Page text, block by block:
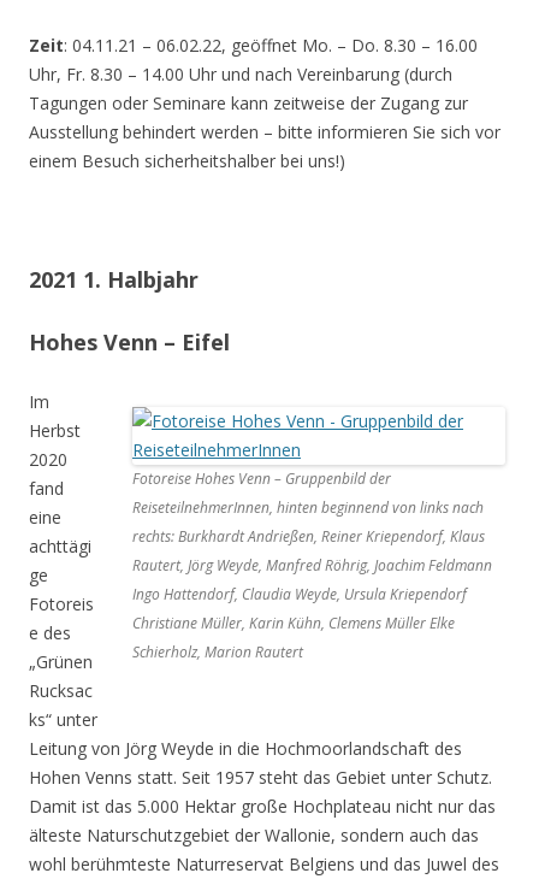
Zeit: 04.11.21 – 06.02.22, geöffnet Mo. – Do. 8.30 – 16.00
Uhr, Fr. 8.30 – 14.00 Uhr und nach Vereinbarung (durch
Tagungen oder Seminare kann zeitweise der Zugang zur
Ausstellung behindert werden – bitte informieren Sie sich vor
einem Besuch sicherheitshalber bei uns!)
2021 1. Halbjahr
Hohes Venn – Eifel
Fotoreise Hohes Venn – Gruppenbild der
ReiseteilnehmerInnen, hinten beginnend von links nach
rechts: Burkhardt Andrießen, Reiner Kriependorf, Klaus
Rautert, Jörg Weyde, Manfred Röhrig, Joachim Feldmann
Ingo Hattendorf, Claudia Weyde, Ursula Kriependorf
Christiane Müller, Karin Kühn, Clemens Müller Elke
Schierholz, Marion Rautert
Im
Herbst
2020
fand
eine
achttägi
ge
Fotoreis
e des
„Grünen
Rucksac
ks“ unter
Leitung von Jörg Weyde in die Hochmoorlandschaft des
Hohen Venns statt. Seit 1957 steht das Gebiet unter Schutz.
Damit ist das 5.000 Hektar große Hochplateau nicht nur das
älteste Naturschutzgebiet der Wallonie, sondern auch das
wohl berühmteste Naturreservat Belgiens und das Juwel des